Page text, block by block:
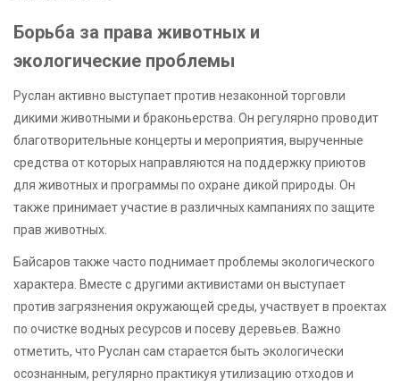
Борьба за права животных и
экологические проблемы
Руслан активно выступает против незаконной торговли
дикими животными и браконьерства. Он регулярно проводит
благотворительные концерты и мероприятия, вырученные
средства от которых направляются на поддержку приютов
для животных и программы по охране дикой природы. Он
также принимает участие в различных кампаниях по защите
прав животных.
Байсаров также часто поднимает проблемы экологического
характера. Вместе с другими активистами он выступает
против загрязнения окружающей среды, участвует в проектах
по очистке водных ресурсов и посеву деревьев. Важно
отметить, что Руслан сам старается быть экологически
осознанным, регулярно практикуя утилизацию отходов и